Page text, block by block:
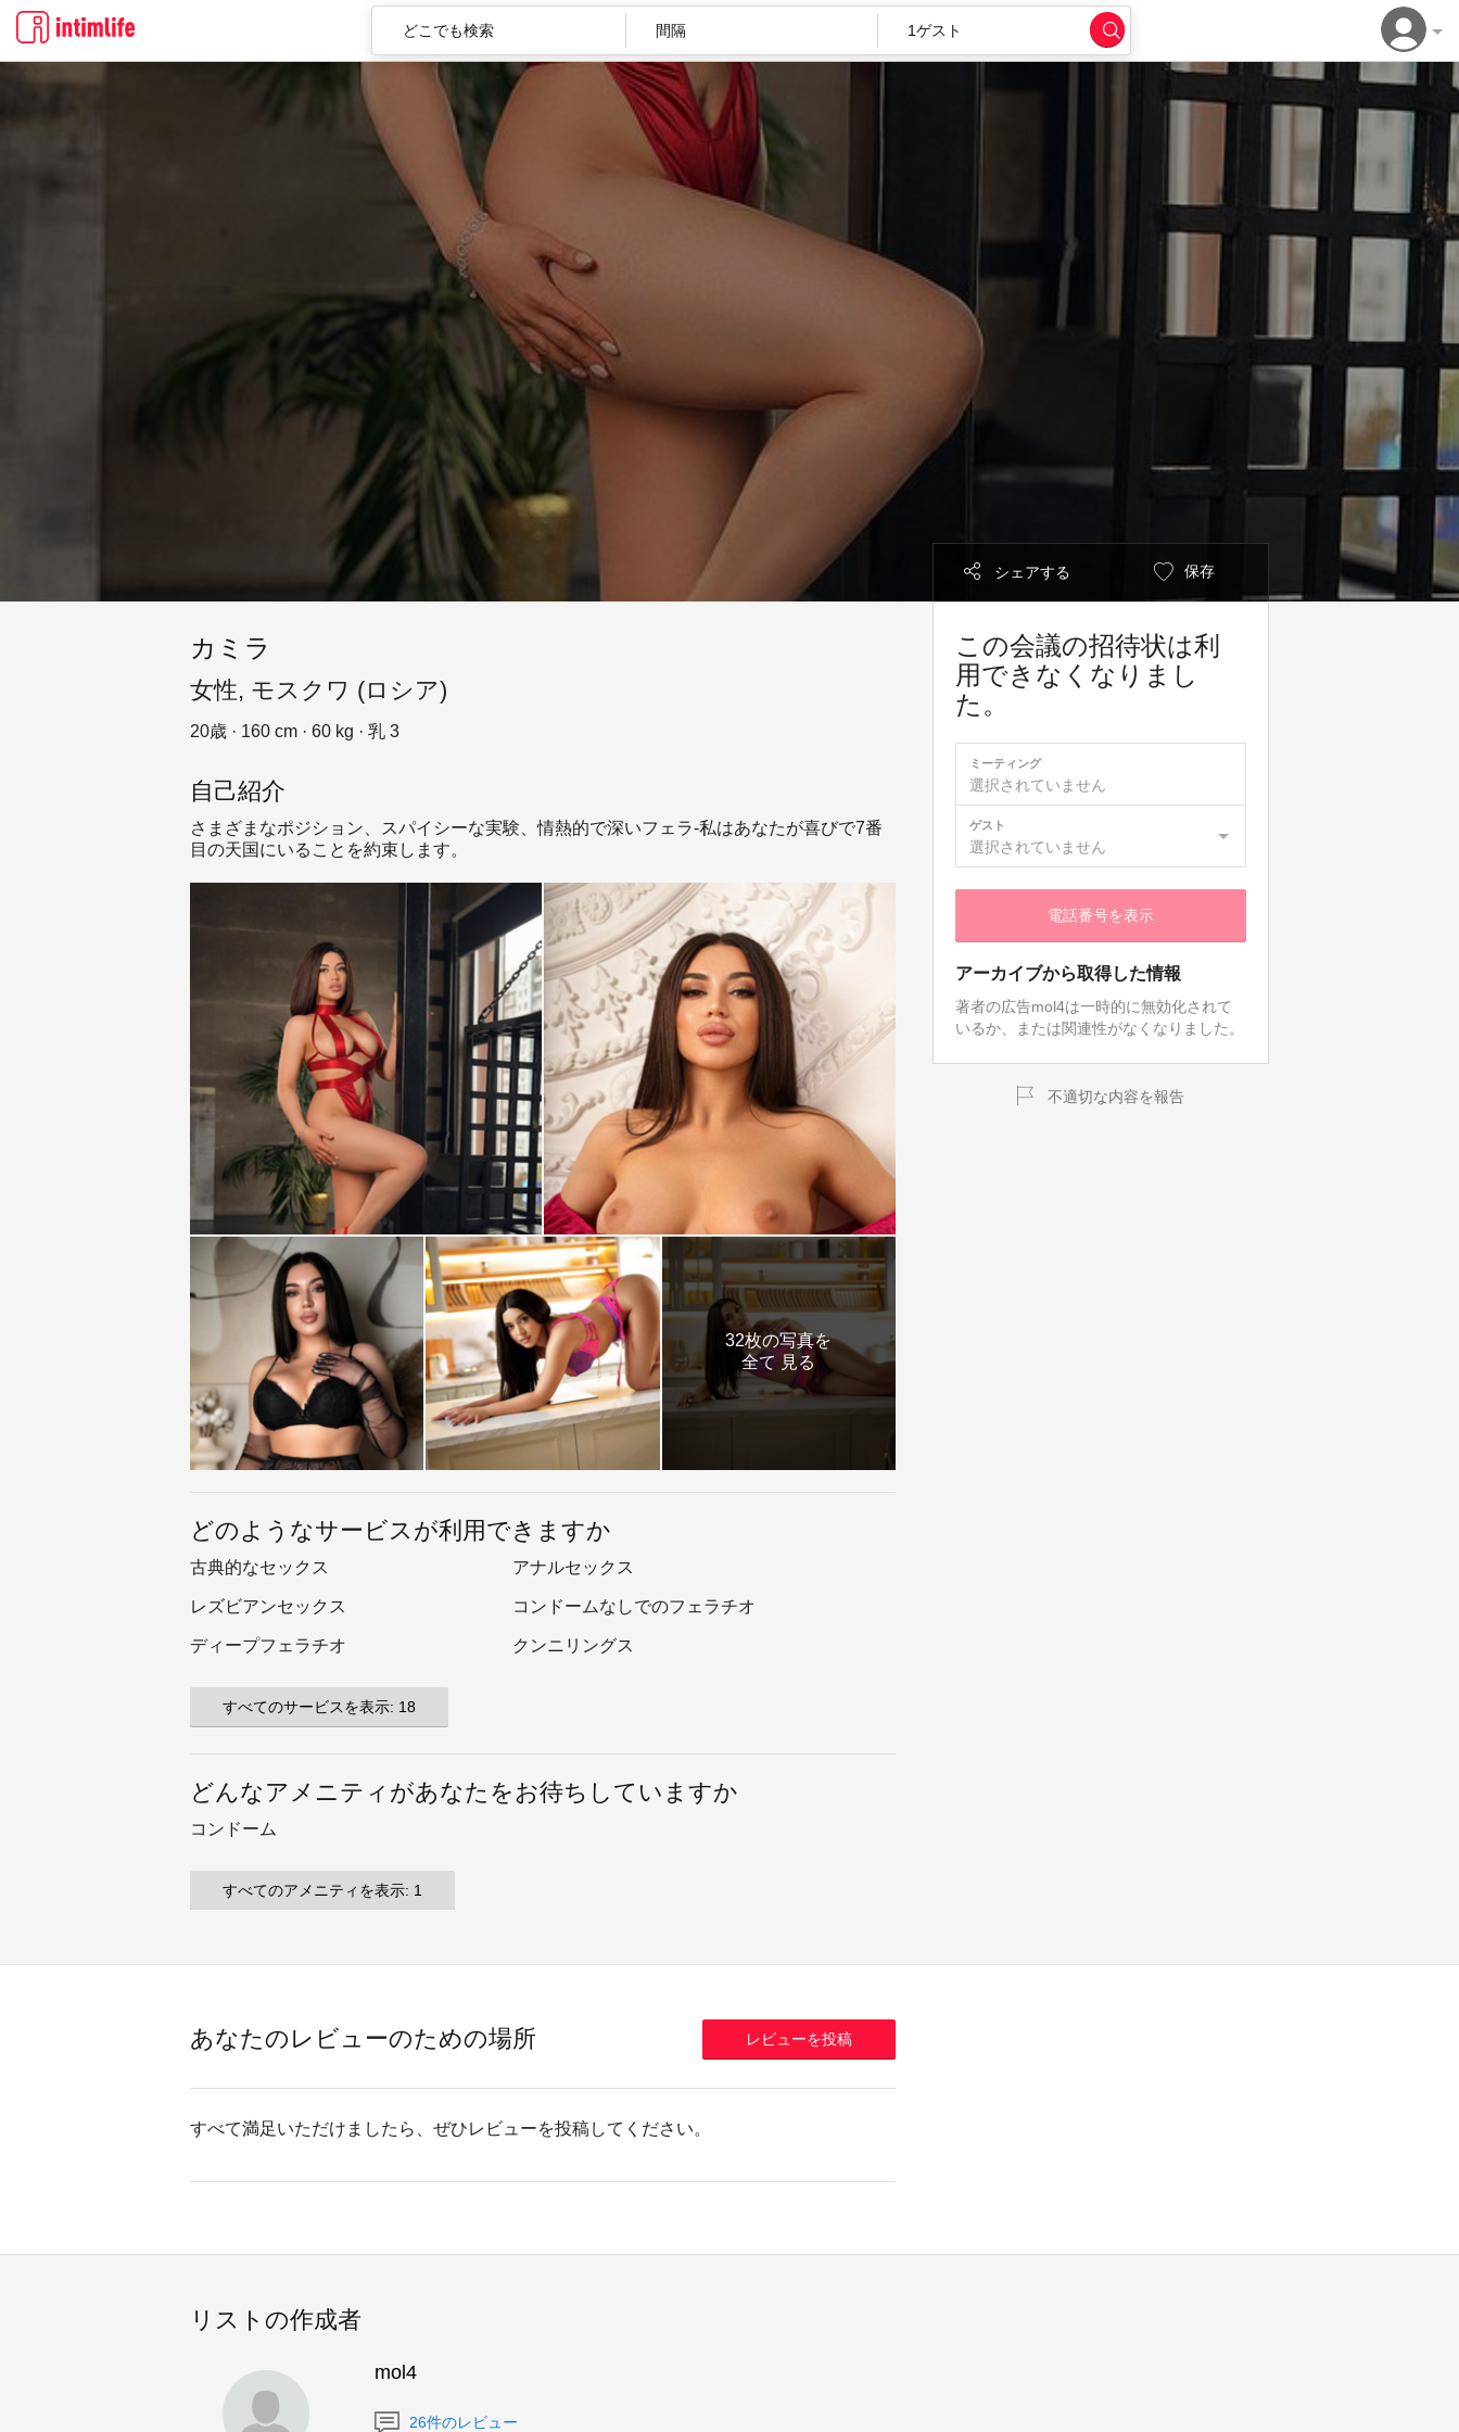
間隔 1ゲスト
シェアする 保存
この会議の招待状は利
用できなくなりまし
た。
ミーティング
選択されていません
ゲスト
選択されていません
電話番号を表示
アーカイブから取得した情報
著者の広告mol4は一時的に無効化されて
いるか、または関連性がなくなりました。
不適切な内容を報告
カミラ
女性, モスクワ (ロシア)
20歳 · 160 cm · 60 kg · 乳 3
自己紹介
さまざまなポジション、スパイシーな実験、情熱的で深いフェラ-私はあなたが喜びで7番
目の天国にいることを約束します。
32枚の写真を
全て 見る
どのようなサービスが利用できますか
古典的なセックス アナルセックス
レズビアンセックス コンドームなしでのフェラチオ
ディープフェラチオ クンニリングス
すべてのサービスを表示: 18
どんなアメニティがあなたをお待ちしていますか
コンドーム
すべてのアメニティを表示: 1
あなたのレビューのための場所 レビューを投稿
すべて満足いただけましたら、ぜひレビューを投稿してください。
リストの作成者
mol4
26件のレビュー